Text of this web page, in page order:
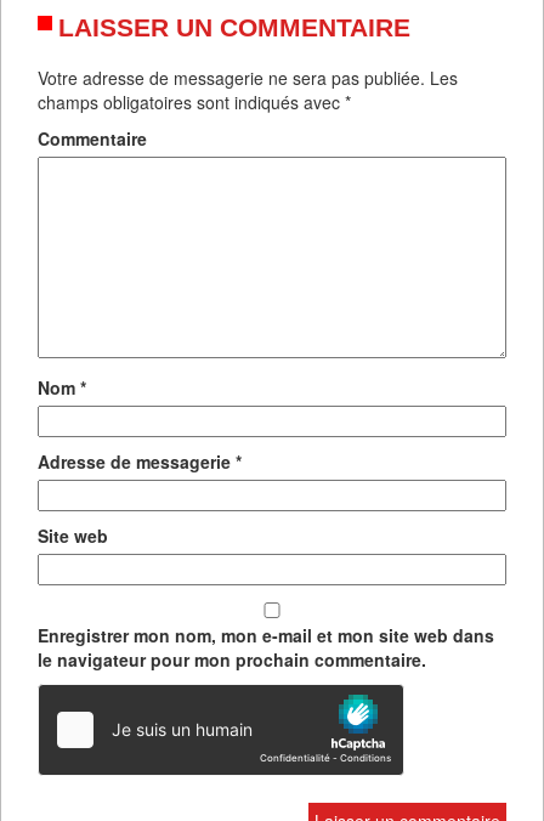
LAISSER UN COMMENTAIRE
Votre adresse de messagerie ne sera pas publiée. Les
champs obligatoires sont indiqués avec *
Commentaire
Nom *
Adresse de messagerie *
Site web
Enregistrer mon nom, mon e-mail et mon site web dans
le navigateur pour mon prochain commentaire.